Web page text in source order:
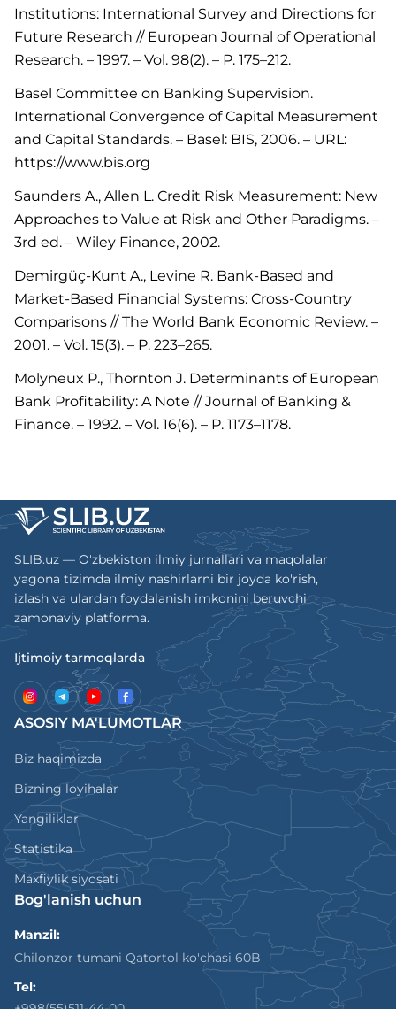
Institutions: International Survey and Directions for
Future Research // European Journal of Operational
Research. – 1997. – Vol. 98(2). – P. 175–212.
Basel Committee on Banking Supervision.
International Convergence of Capital Measurement
and Capital Standards. – Basel: BIS, 2006. – URL:
https://www.bis.org
Saunders A., Allen L. Credit Risk Measurement: New
Approaches to Value at Risk and Other Paradigms. –
3rd ed. – Wiley Finance, 2002.
Demirgüç-Kunt A., Levine R. Bank-Based and
Market-Based Financial Systems: Cross-Country
Comparisons // The World Bank Economic Review. –
2001. – Vol. 15(3). – P. 223–265.
Molyneux P., Thornton J. Determinants of European
Bank Profitability: A Note // Journal of Banking &
Finance. – 1992. – Vol. 16(6). – P. 1173–1178.
SLIB.uz — O'zbekiston ilmiy jurnallari va maqolalar
yagona tizimda ilmiy nashirlarni bir joyda ko'rish,
izlash va ulardan foydalanish imkonini beruvchi
zamonaviy platforma.
Ijtimoiy tarmoqlarda
ASOSIY MA'LUMOTLAR
Biz haqimizda
Bizning loyihalar
Yangiliklar
Statistika
Maxfiylik siyosati
Bog'lanish uchun
Manzil:
Chilonzor tumani Qatortol ko'chasi 60B
Tel: